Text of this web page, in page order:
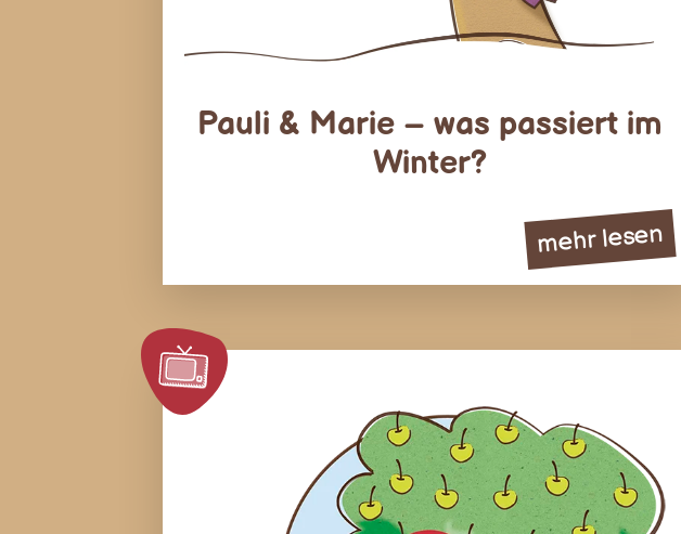
Pauli & Marie – was passiert im
Winter?
mehr lesen